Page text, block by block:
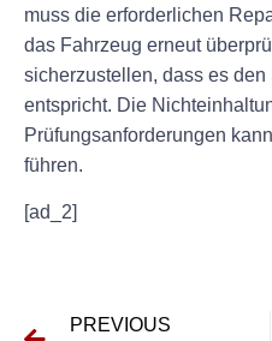
muss die erforderlichen
das Fahrzeug erneut
sicherzustellen, dass es
entspricht. Die
Prüfungsanforderungen
führen.
[ad_2]
PREVIOUS